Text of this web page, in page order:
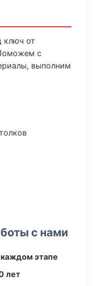
ключ от
с
выполним
с нами
каждом этапе
лет